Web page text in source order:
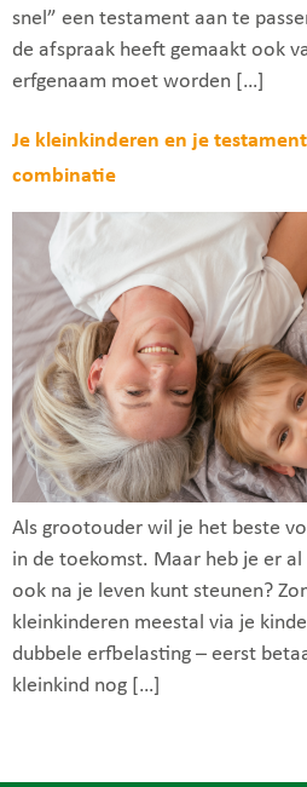
snel” een testament aan te
de afspraak heeft gemaakt ook
erfgenaam moet worden […]
Je kleinkinderen en je
combinatie
Als grootouder wil je het beste
in de toekomst. Maar heb je er
ook na je leven kunt steunen?
kleinkinderen meestal via je
dubbele erfbelasting – eerst
kleinkind nog […]